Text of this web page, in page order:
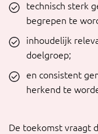
technisch sterk
begrepen te
inhoudelijk
doelgroep;
en consistent
herkend te
De toekomst vraagt